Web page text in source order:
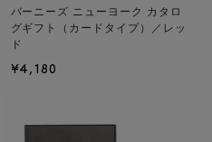
バーニーズ ニューヨーク カタロ
グギフト（カードタイプ）／レッ
ド
¥4,180